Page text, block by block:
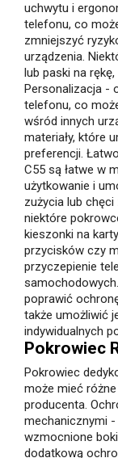
uchwytu i
telefonu, co
zmniejszyć
urządzenia.
lub paski na
Personalizacja -
telefonu, co
wśród innych
materiały, które
preferencji.
C55 są łatwe w
użytkowanie i
zużycia lub
niektóre
kieszonki na
przycisków czy
przyczepienie
poprawić
także umożliwić
indywidualnych
Pokrowiec
Pokrowiec
może mieć
producenta.
mechanicznymi
wzmocnione
dodatkową